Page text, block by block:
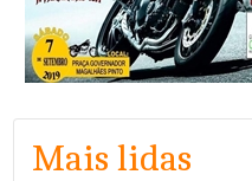
Mais lidas